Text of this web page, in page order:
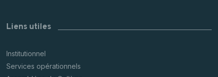
Liens utiles
Institutionnel
Services opérationnels